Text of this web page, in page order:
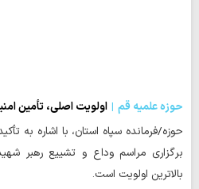
حوزه علمیه قم
اولویت اصلی، تأمین
حوزه/فرمانده سپاه استان، با اشاره به
برگزاری مراسم وداع و تشییع رهبر
بالاترین اولویت است.